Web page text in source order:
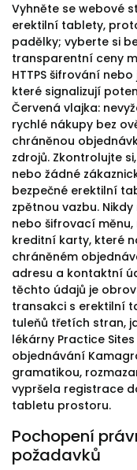
Vyhněte se webové
erektilní tablety,
padělky; vyberte si
transparentní ceny
HTTPS šifrování
které signalizují
Červená vlajka:
rychlé nákupy bez
chráněnou
zdrojů. Zkontrolujte
nebo žádné
bezpečné erektilní
zpětnou vazbu.
nebo šifrovací
kreditní karty, které
chráněném
adresu a kontaktní
těchto údajů je
transakci s erektilní
tuleňů třetích stran,
lékárny Practice
objednávání
gramatikou,
vypršela registrace
tabletu prostoru.
Pochopení
požadavků